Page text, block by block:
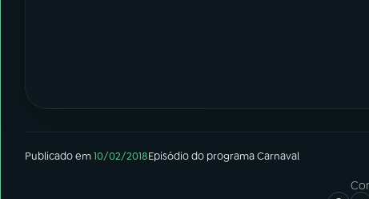
Publicado em10/02/2018Episódiodo programaCarnaval